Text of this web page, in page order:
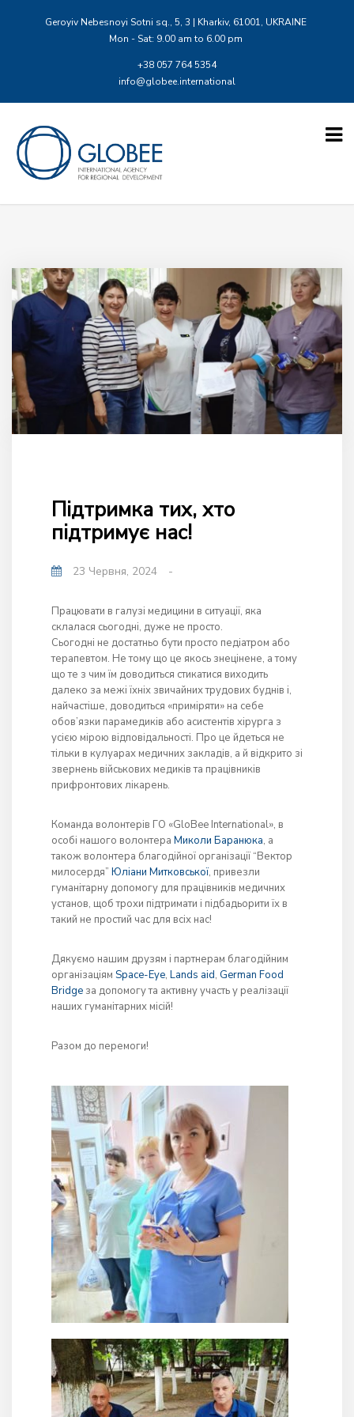
Geroyiv Nebesnoyi Sotni sq., 5, 3 | Kharkiv, 61001, UKRAINE
Mon - Sat: 9.00 am to 6.00 pm
+38 057 764 5354
info@globee.international
Підтримка тих, хто
підтримує нас!
23 Червня, 2024 -
Працювати в галузі медицини в ситуації, яка
склалася сьогодні, дуже не просто.
Сьогодні не достатньо бути просто педіатром або
терапевтом. Не тому що це якось знецінене, а тому
що те з чим їм доводиться стикатися виходить
далеко за межі їхніх звичайних трудових буднів і,
найчастіше, доводиться «приміряти» на себе
обов’язки парамедиків або асистентів хірурга з
усією мірою відповідальності. Про це йдеться не
тільки в кулуарах медичних закладів, а й відкрито зі
звернень військових медиків та працівників
прифронтових лікарень.
Команда волонтерів ГО «GloBee International», в
особі нашого волонтера Миколи Баранюка, а
також волонтера благодійної організації “Вектор
милосердя” Юліани Митковської, привезли
гуманітарну допомогу для працівників медичних
установ, щоб трохи підтримати і підбадьорити їх в
такий не простий час для всіх нас!
Дякуємо нашим друзям і партнерам благодійним
організаціям Space-Eye, Lands aid, German Food
Bridge за допомогу та активну участь у реалізації
наших гуманітарних місій!
Разом до перемоги!